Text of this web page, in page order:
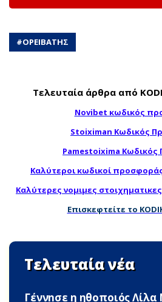
#ΟΡΕΙΒΑΤΗΣ
Τελευταία άρθρα από
Novibet κωδικός
Stoiximan Κωδικός
Pamestoixima
Καλύτεροι κωδικοί
Καλύτερες νομιμες
Επισκεφτείτε το
Τελευταία νέα
Γέννnσε η ηθοποιός